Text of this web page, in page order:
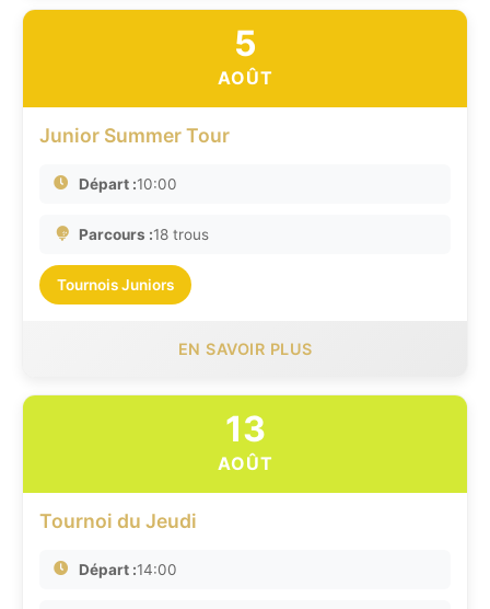
5
AOÛT
Junior Summer Tour
Départ :10:00
Parcours :18 trous
Tournois Juniors
EN SAVOIR PLUS
13
AOÛT
Tournoi du Jeudi
Départ :14:00